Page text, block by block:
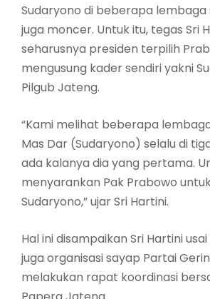
Sudaryono di beberapa lembaga
juga moncer. Untuk itu, tegas Sri
seharusnya presiden terpilih
mengusung kader sendiri yakni
Pilgub Jateng.
“Kami melihat beberapa
Mas Dar (Sudaryono) selalu di
ada kalanya dia yang pertama.
menyarankan Pak Prabowo
Sudaryono,” ujar Sri Hartini.
Hal ini disampaikan Sri Hartini
juga organisasi sayap Partai
melakukan rapat koordinasi